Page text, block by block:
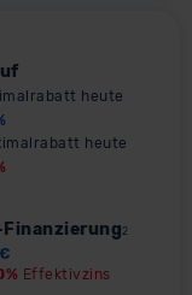
heute
heute
2
€
Effektivzins